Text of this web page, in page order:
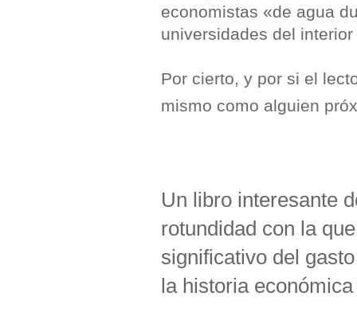
economistas «de agua
universidades del
Por cierto, y por si el
mismo como alguien
Un libro interesante
rotundidad con la
significativo del
la historia